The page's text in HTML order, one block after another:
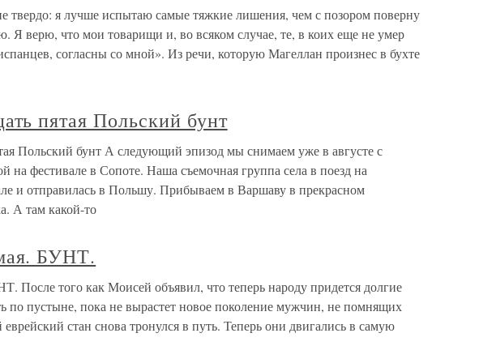
твердо: я лучше испытаю самые тяжкие лишения, чем с позором поверну
Я верю, что мои товарищи и, во всяком случае, те, в коих еще не умер
согласны со мной». Из речи, которую Магеллан произнес в бухте
пятая Польский бунт
Польский бунт А следующий эпизод мы снимаем уже в августе с
на фестивале в Сопоте. Наша съемочная группа села в поезд на
и отправилась в Польшу. Прибываем в Варшаву в прекрасном
А там какой-то
БУНТ.
После того как Моисей объявил, что теперь народу придется долгие
по пустыне, пока не вырастет новое поколение мужчин, не помнящих
стан снова тронулся в путь. Теперь они двигались в самую